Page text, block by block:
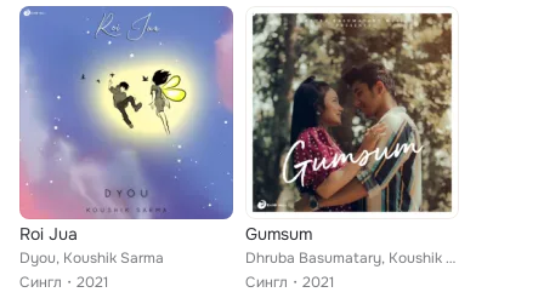
Roi Jua
Dyou, Koushik Sarma
Сингл
2021
Gumsum
Dhruba Basumatary, Koushik Sarma, Hirak Jyoti Sarma
Сингл
2021